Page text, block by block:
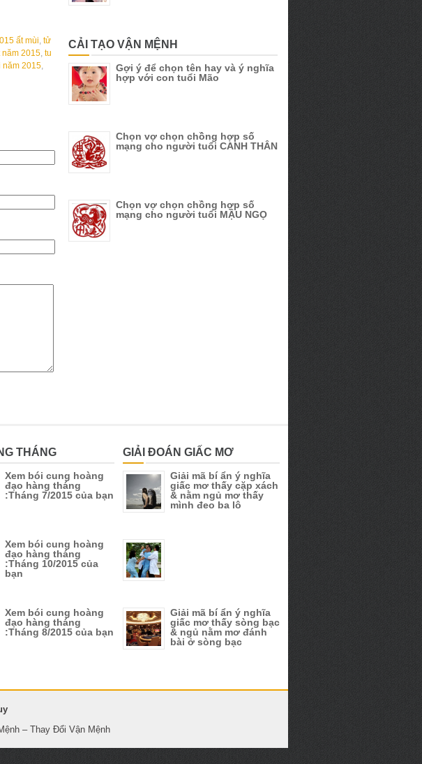
ất mùi, tử
năm 2015, tu
năm 2015,
CẢI TẠO VẬN MỆNH
Gợi ý để chọn tên hay và ý nghĩa
hợp với con tuổi Mão
Chọn vợ chọn chồng hợp số
mạng cho người tuổi CANH THÂN
Chọn vợ chọn chồng hợp số
mạng cho người tuổi MẬU NGỌ
THÁNG
Xem bói cung hoàng
đạo hàng tháng
:Tháng 7/2015 của bạn
Xem bói cung hoàng
đạo hàng tháng
:Tháng 10/2015 của
bạn
Xem bói cung hoàng
đạo hàng tháng
:Tháng 8/2015 của bạn
GIẢI ĐOÁN GIẤC MƠ
Giải mã bí ẩn ý nghĩa
giấc mơ thấy cặp xách
& nằm ngủ mơ thấy
mình đeo ba lô
Giải mã bí ẩn ý nghĩa
giấc mơ thấy sòng bạc
& ngủ nằm mơ đánh
bài ở sòng bạc
– Thay Đổi Vận Mệnh